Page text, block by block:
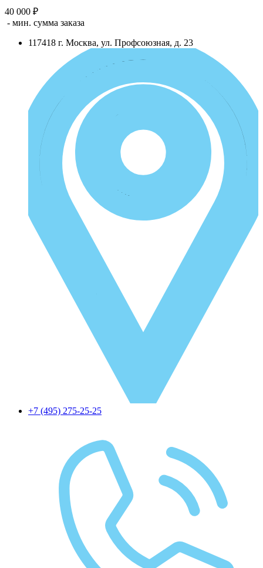
40 000 ₽
- мин. сумма заказа
117418 г. Москва, ул. Профсоюзная, д. 23
+7 (495) 275-25-25